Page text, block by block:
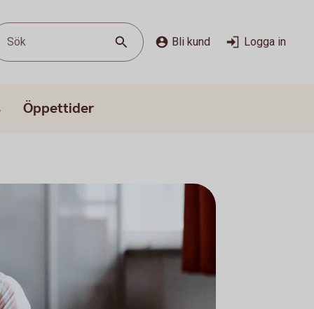
Sök Bli kund Logga in
Öppettider